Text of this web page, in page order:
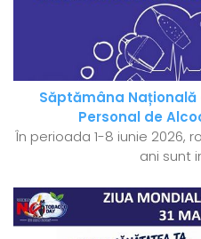
Săptămâna Națională
Personal de
În perioada 1-8 iunie 2026,
ani sunt